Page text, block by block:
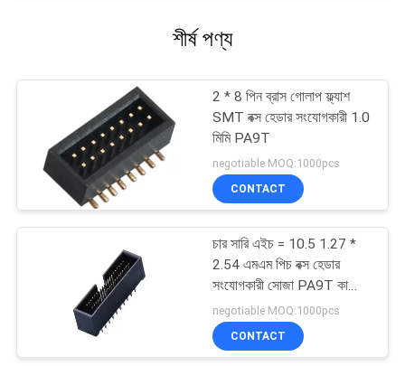
শীর্ষ পণ্য
2 * 8 পিন ব্রাস গোলাপ ফ্ল্যাশ
SMT বক্স হেডার সংযোগকারী 1.0
মিমি PA9T
negotiable MOQ:1000pcs
CONTACT
চার সারি এইচ = 10.5 1.27 *
2.54 এমএম পিচ বক্স হেডার
সংযোগকারী সোজা PA9T কালো
ROHS
negotiable MOQ:1000pcs
CONTACT